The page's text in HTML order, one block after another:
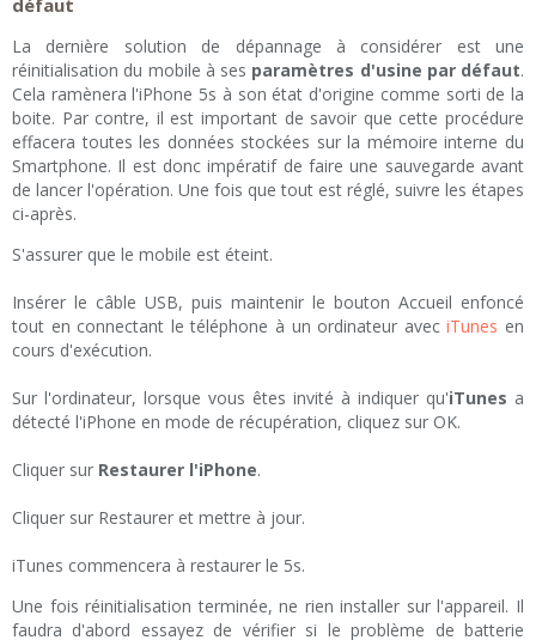
défaut
La dernière solution de dépannage à considérer est une
réinitialisation du mobile à ses paramètres d'usine par défaut.
Cela ramènera l'iPhone 5s à son état d'origine comme sorti de la
boite. Par contre, il est important de savoir que cette procédure
effacera toutes les données stockées sur la mémoire interne du
Smartphone. Il est donc impératif de faire une sauvegarde avant
de lancer l'opération. Une fois que tout est réglé, suivre les étapes
ci-après.
S'assurer que le mobile est éteint.
Insérer le câble USB, puis maintenir le bouton Accueil enfoncé
tout en connectant le téléphone à un ordinateur aveciTunes en
cours d'exécution.
Sur l'ordinateur, lorsque vous êtes invité à indiquer qu'iTunes a
détecté l'iPhone en mode de récupération, cliquez sur OK.
Cliquer sur Restaurer l'iPhone.
Cliquer sur Restaurer et mettre à jour.
iTunes commencera à restaurer le 5s.
Une fois réinitialisation terminée, ne rien installer sur l'appareil. Il
faudra d'abord essayez de vérifier si le problème de batterie